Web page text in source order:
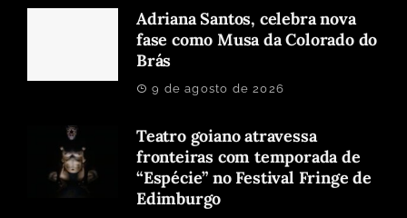
Adriana Santos, celebra nova
fase como Musa da Colorado do
Brás
9 de agosto de 2026
Teatro goiano atravessa
fronteiras com temporada de
“Espécie” no Festival Fringe de
Edimburgo